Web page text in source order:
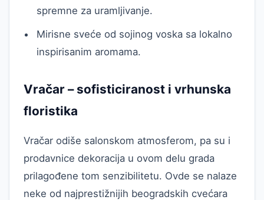
spremne za uramljivanje.
Mirisne sveće od sojinog voska sa lokalno
inspirisanim aromama.
Vračar – sofisticiranost i vrhunska
floristika
Vračar odiše salonskom atmosferom, pa su i
prodavnice dekoracija u ovom delu grada
prilagođene tom senzibilitetu. Ovde se nalaze
neke od najprestižnijih beogradskih cvećara